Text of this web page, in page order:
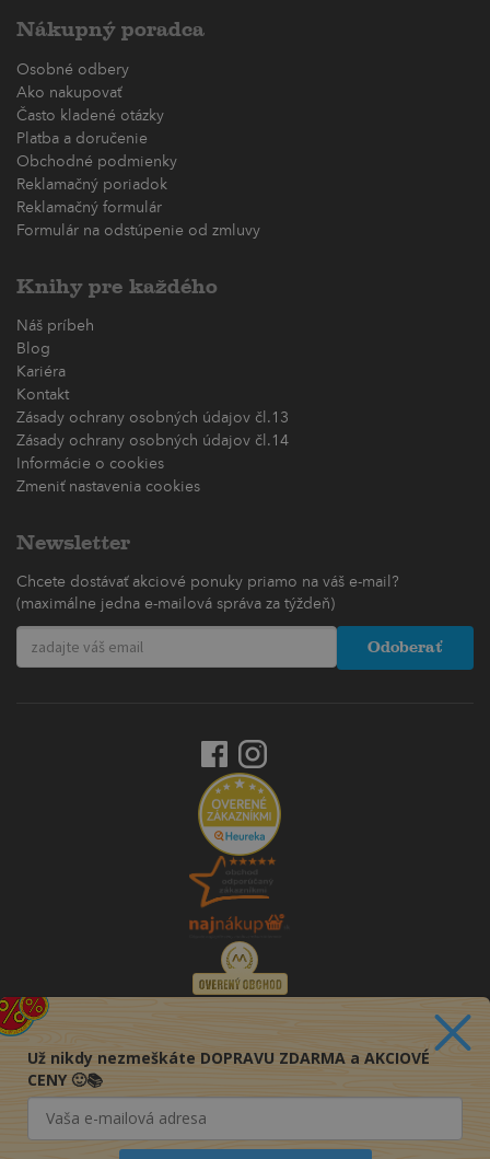
Nákupný poradca
Osobné odbery
Ako nakupovať
Často kladené otázky
Platba a doručenie
Obchodné podmienky
Reklamačný poriadok
Reklamačný formulár
Formulár na odstúpenie od zmluvy
Knihy pre každého
Náš príbeh
Blog
Kariéra
Kontakt
Zásady ochrany osobných údajov čl.13
Zásady ochrany osobných údajov čl.14
Informácie o cookies
Zmeniť nastavenia cookies
Newsletter
Chcete dostávať akciové ponuky priamo na váš e-mail?
(maximálne jedna e-mailová správa za týždeň)
Odoberať
Už nikdy nezmeškáte DOPRAVU ZDARMA a AKCIOVÉ
CENY 🙂📚